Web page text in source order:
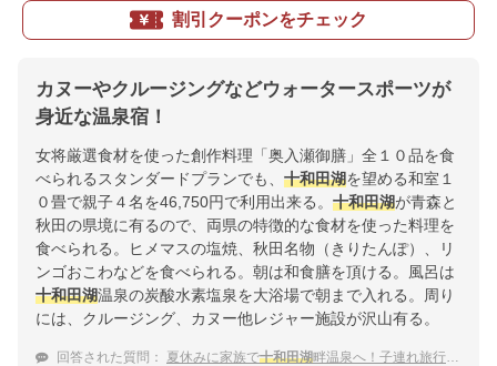
割引クーポンをチェック
カヌーやクルージングなどウォータースポーツが
身近な温泉宿！
女将厳選食材を使った創作料理「奥入瀬御膳」全１０品を食
べられるスタンダードプランでも、 十和田湖を望める和室１
０畳で親子４名を46,750円で利用出来る。 十和田湖が青森と
秋田の県境に有るので、両県の特徴的な食材を使った料理を
食べられる。ヒメマスの塩焼、秋田名物（きりたんぽ）、リ
ンゴおこわなどを食べられる。朝は和食膳を頂ける。風呂は
十和田湖温泉の炭酸水素塩泉を大浴場で朝まで入れる。周り
には、クルージング、カヌー他レジャー施設が沢山有る。
回答された質問： 夏休みに家族で十和田湖畔温泉へ！子連れ旅行におすすめの温泉宿は？